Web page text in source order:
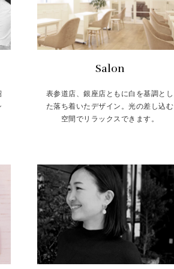
Salon
表参道店、銀座店ともに白を基調とし
た落ち着いたデザイン。光の差し込む
空間でリラックスできます。